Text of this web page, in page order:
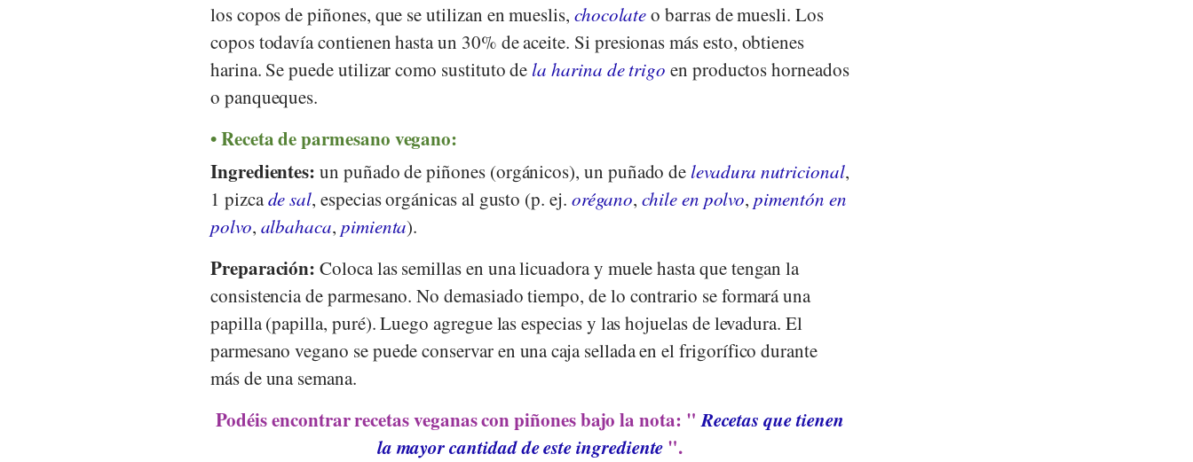
los copos de piñones, que se utilizan en mueslis, chocolateo barras de muesli. Los
copos todavía contienen hasta un 30% de aceite. Si presionas más esto, obtienes
harina. Se puede utilizar como sustituto de la harina de trigo en productos horneados
o panqueques.
Receta de parmesano vegano:
Ingredientes: un puñado de piñones (orgánicos), un puñado de levadura nutricional,
1 pizcade sal, especias orgánicas al gusto (p. ej. orégano,chile en polvo,pimentón en
polvo, albahaca, pimienta).
Preparación: Coloca las semillas en una licuadora y muele hasta que tengan la
consistencia de parmesano. No demasiado tiempo, de lo contrario se formará una
papilla (papilla, puré). Luego agregue las especias y las hojuelas de levadura. El
parmesano vegano se puede conservar en una caja sellada en el frigorífico durante
más de una semana.
Podéis encontrar recetas veganas con piñones bajo la nota: "Recetas que tienen
la mayor cantidad de este ingrediente ".